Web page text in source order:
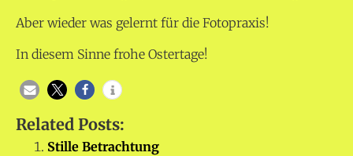
Aber wieder was gelernt für die Fotopraxis!
In diesem Sinne frohe Ostertage!
Related Posts:
Stille Betrachtung